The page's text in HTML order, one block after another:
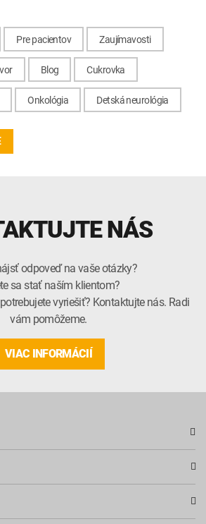
Pre pacientov Zaujímavosti
Blog Cukrovka
Onkológia Detská neurológia
NÁS
odpoveď na vaše otázky?
sa stať naším klientom?
vyriešiť? Kontaktujte nás. Radi
vám pomôžeme.
VIAC INFORMÁCIÍ